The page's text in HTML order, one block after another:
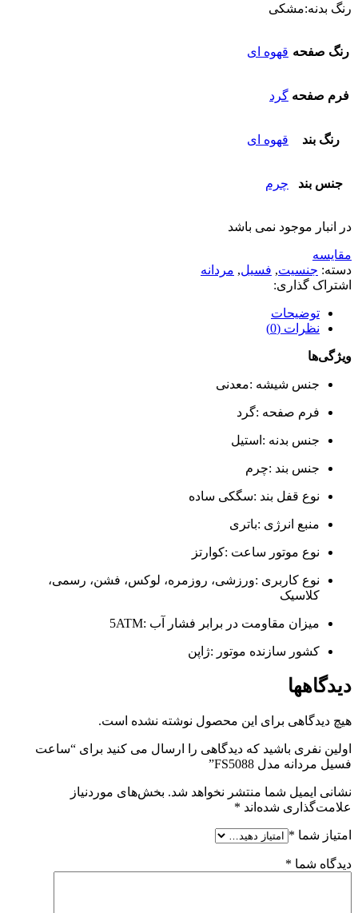
رنگ بدنه:مشکی
رنگ صفحه قهوه ای
فرم صفحه گرد
رنگ بند قهوه ای
جنس بند چرم
در انبار موجود نمی باشد
مقایسه
دسته: جنسیت, فسیل, مردانه
اشتراک گذاری:
توضیحات
نظرات (0)
ویژگی‌ها
جنس شیشه :معدنی
فرم صفحه :گرد
جنس بدنه :استیل
جنس بند :چرم
نوع قفل بند :سگکی ساده
منبع انرژی :باتری
نوع موتور ساعت :کوارتز
نوع کاربری :ورزشی، روزمره، لوکس، فشن، رسمی،
کلاسیک
میزان مقاومت در برابر فشار آب :5ATM
کشور سازنده موتور :ژاپن
دیدگاهها
هیچ دیدگاهی برای این محصول نوشته نشده است.
اولین نفری باشید که دیدگاهی را ارسال می کنید برای “ساعت
فسیل مردانه مدل FS5088”
نشانی ایمیل شما منتشر نخواهد شد. بخش‌های موردنیاز
علامت‌گذاری شده‌اند *
امتیاز شما *
دیدگاه شما *